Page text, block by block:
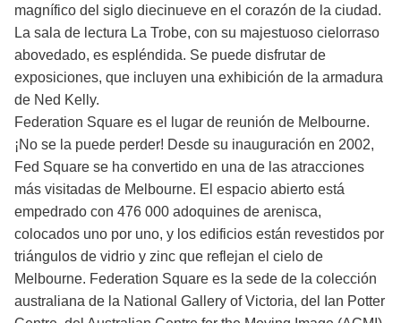
magnífico del siglo diecinueve en el corazón de la ciudad.
La sala de lectura La Trobe, con su majestuoso cielorraso
abovedado, es espléndida. Se puede disfrutar de
exposiciones, que incluyen una exhibición de la armadura
de Ned Kelly.
Federation Square es el lugar de reunión de Melbourne.
¡No se la puede perder! Desde su inauguración en 2002,
Fed Square se ha convertido en una de las atracciones
más visitadas de Melbourne. El espacio abierto está
empedrado con 476 000 adoquines de arenisca,
colocados uno por uno, y los edificios están revestidos por
triángulos de vidrio y zinc que reflejan el cielo de
Melbourne. Federation Square es la sede de la colección
australiana de la National Gallery of Victoria, del Ian Potter